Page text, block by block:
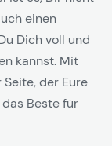
einen
Dich voll und
kannst. Mit
der Eure
Beste für